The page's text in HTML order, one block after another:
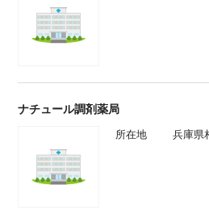
ナチュール調剤薬局
所在地 兵庫県